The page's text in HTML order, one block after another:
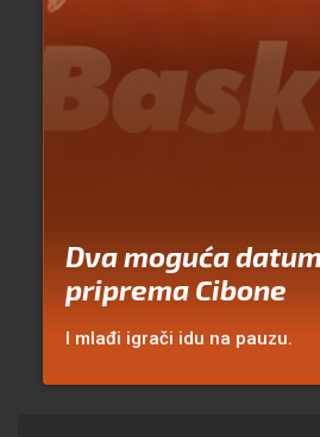
Dva moguća
priprema Cibone
I mlađi igrači idu na pauzu.